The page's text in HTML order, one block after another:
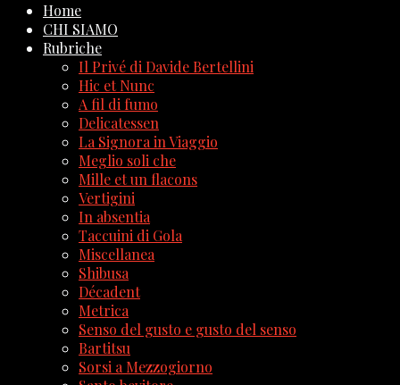
Home
CHI SIAMO
Rubriche
Il Privé di Davide Bertellini
Hic et Nunc
A fil di fumo
Delicatessen
La Signora in Viaggio
Meglio soli che
Mille et un flacons
Vertigini
In absentia
Taccuini di Gola
Miscellanea
Shibusa
Décadent
Metrica
Senso del gusto e gusto del senso
Bartitsu
Sorsi a Mezzogiorno